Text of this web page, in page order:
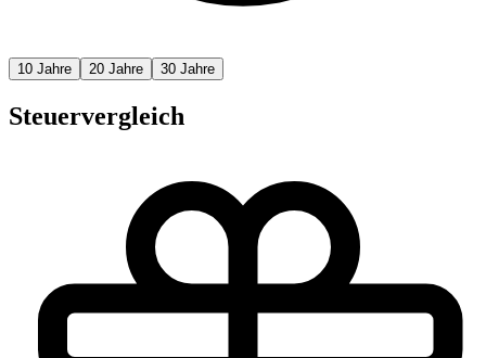
10 Jahre 20 Jahre 30 Jahre
Steuervergleich